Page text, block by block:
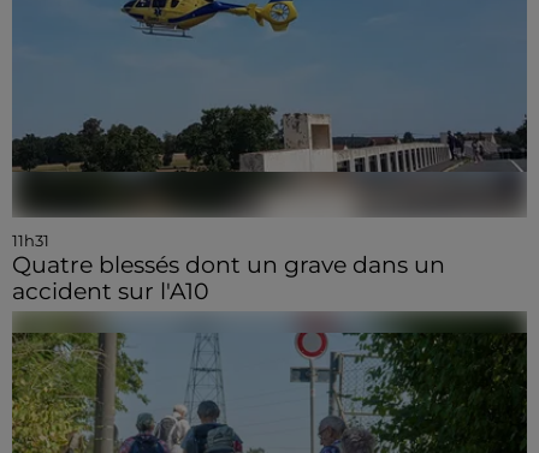
11h31
Quatre blessés dont un grave dans un
accident sur l'A10